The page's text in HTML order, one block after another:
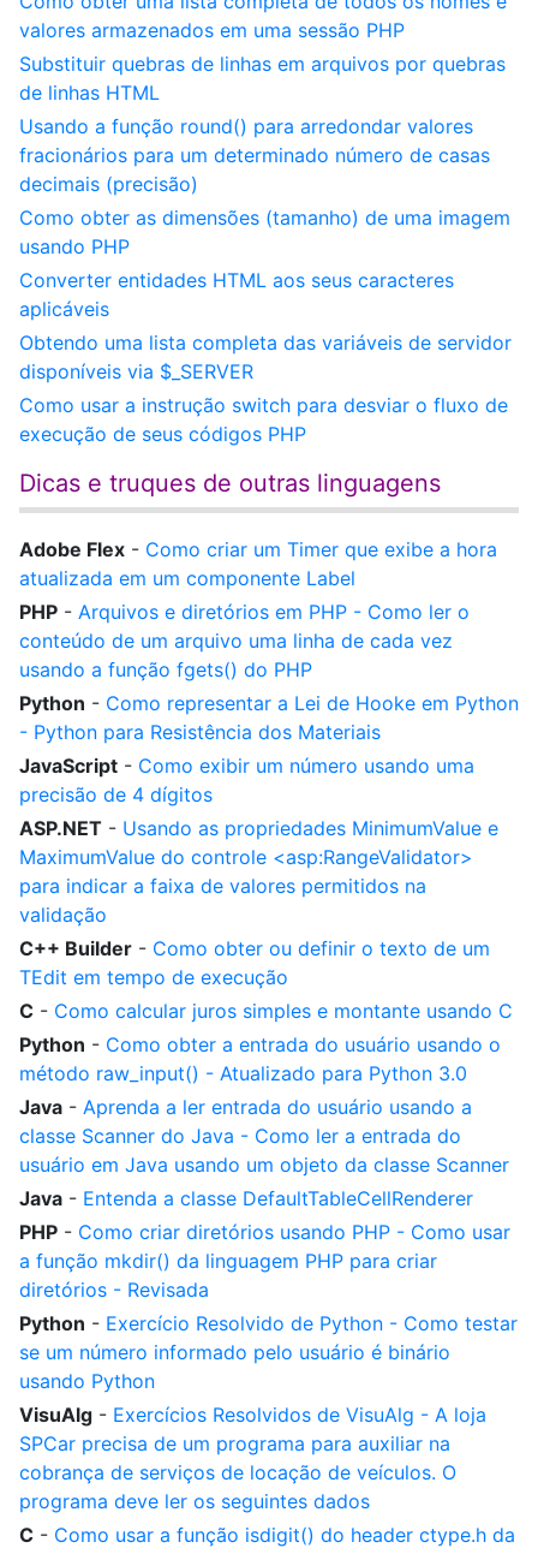
valores armazenados em uma sessão PHP
Substituir quebras de linhas em arquivos por quebras
de linhas HTML
Usando a função round() para arredondar valores
fracionários para um determinado número de casas
decimais (precisão)
Como obter as dimensões (tamanho) de uma imagem
usando PHP
Converter entidades HTML aos seus caracteres
aplicáveis
Obtendo uma lista completa das variáveis de servidor
disponíveis via $_SERVER
Como usar a instrução switch para desviar o fluxo de
execução de seus códigos PHP
Dicas e truques de outras linguagens
Adobe Flex - Como criar um Timer que exibe a hora
atualizada em um componente Label
PHP - Arquivos e diretórios em PHP - Como ler o
conteúdo de um arquivo uma linha de cada vez
usando a função fgets() do PHP
Python - Como representar a Lei de Hooke em Python
- Python para Resistência dos Materiais
JavaScript - Como exibir um número usando uma
precisão de 4 dígitos
ASP.NET - Usando as propriedades MinimumValue e
MaximumValue do controle <asp:RangeValidator>
para indicar a faixa de valores permitidos na
validação
C++ Builder - Como obter ou definir o texto de um
TEdit em tempo de execução
C - Como calcular juros simples e montante usando C
Python - Como obter a entrada do usuário usando o
método raw_input() - Atualizado para Python 3.0
Java - Aprenda a ler entrada do usuário usando a
classe Scanner do Java - Como ler a entrada do
usuário em Java usando um objeto da classe Scanner
Java - Entenda a classe DefaultTableCellRenderer
PHP - Como criar diretórios usando PHP - Como usar
a função mkdir() da linguagem PHP para criar
diretórios - Revisada
Python - Exercício Resolvido de Python - Como testar
se um número informado pelo usuário é binário
usando Python
VisuAlg - Exercícios Resolvidos de VisuAlg - A loja
SPCar precisa de um programa para auxiliar na
cobrança de serviços de locação de veículos. O
programa deve ler os seguintes dados
C - Como usar a função isdigit() do header ctype.h da